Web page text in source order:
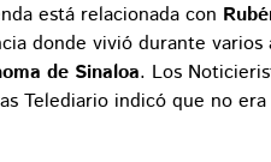
está relacionada con
donde vivió durante
de Sinaloa. Los
Telediario indicó que no